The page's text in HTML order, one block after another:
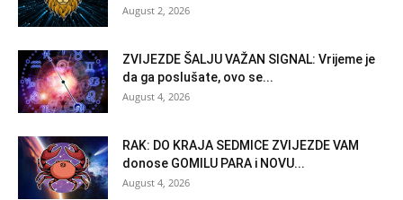
August 2, 2026
ZVIJEZDE ŠALJU VAŽAN SIGNAL: Vrijeme je
da ga poslušate, ovo se...
August 4, 2026
RAK: DO KRAJA SEDMICE ZVIJEZDE VAM
donose GOMILU PARA i NOVU...
August 4, 2026